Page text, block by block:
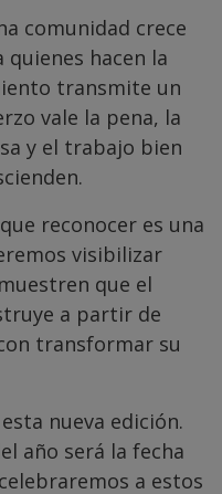
comunidad crece
hacen la
transmite un
vale la pena, la
y el trabajo bien
reconocer es una
visibilizar
que el
a partir de
transformar su
nueva edición.
año será la fecha
a estos